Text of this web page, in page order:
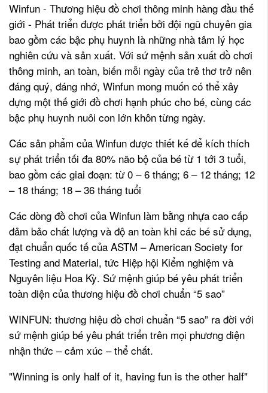
Winfun - Thương hiệu đồ chơi thông minh hàng đầu thế
giới - Phát triển được phát triển bởi đội ngũ chuyên gia
bao gồm các bậc phụ huynh là những nhà tâm lý học
nghiên cứu và sản xuất. Với sứ mệnh sản xuất đồ chơi
thông minh, an toàn, biến mỗi ngày của trẻ thơ trở nên
đáng quý, đáng nhớ, Winfun mong muốn có thể xây
dựng một thế giới đồ chơi hạnh phúc cho bé, cùng các
bậc phụ huynh nuôi con lớn khôn từng ngày.
Các sản phẩm của Winfun được thiết kế để kích thích
sự phát triển tối đa 80% não bộ của bé từ 1 tới 3 tuổi,
bao gồm các giai đoạn: từ 0 – 6 tháng; 6 – 12 tháng; 12
– 18 tháng; 18 – 36 tháng tuổi
Các dòng đồ chơi của Winfun làm bằng nhựa cao cấp
đảm bảo chất lượng và độ an toàn khi các bé sử dụng,
đạt chuẩn quốc tế của ASTM – American Society for
Testing and Material, tức Hiệp hội Kiểm nghiệm và
Nguyên liệu Hoa Kỳ. Sứ mệnh giúp bé yêu phát triển
toàn diện của thương hiệu đồ chơi chuẩn “5 sao”
WINFUN: thương hiệu đồ chơi chuẩn “5 sao” ra đời với
sứ mệnh giúp bé yêu phát triển trên mọi phương diện
nhận thức – cảm xúc – thể chất.
"Winning is only half of it, having fun is the other half"